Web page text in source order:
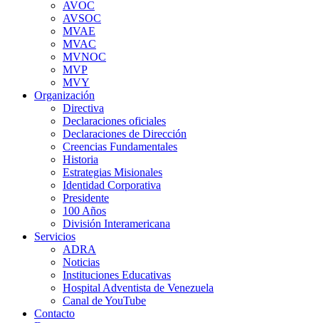
AVOC
AVSOC
MVAE
MVAC
MVNOC
MVP
MVY
Organización
Directiva
Declaraciones oficiales
Declaraciones de Dirección
Creencias Fundamentales
Historia
Estrategias Misionales
Identidad Corporativa
Presidente
100 Años
División Interamericana
Servicios
ADRA
Noticias
Instituciones Educativas
Hospital Adventista de Venezuela
Canal de YouTube
Contacto